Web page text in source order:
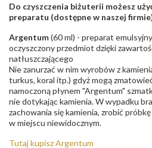
Do czyszczenia biżuterii możesz
preparatu (dostępne w naszej
Argentum(60 ml) - preparat
oczyszczony przedmiot dzięki
natłuszczającego
Nie zanurzać w nim wyrobów z
turkus, koral itp.) gdyż mogą
namoczoną płynem "Argentum"
nie dotykając kamienia. W wypadku
zachowania się kamienia, zrobić
w miejscu niewidocznym.
Tutaj kupisz Argentum